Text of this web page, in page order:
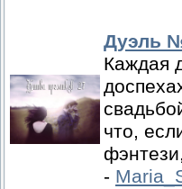
Дуэль
Каждая
что,
-